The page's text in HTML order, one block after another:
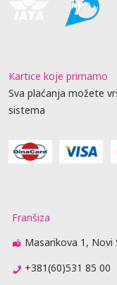
Kartice koje primamo
Sva plaćanja možete
sistema
Franšiza
Masarikova 1, Novi
+381(60)531 85 00